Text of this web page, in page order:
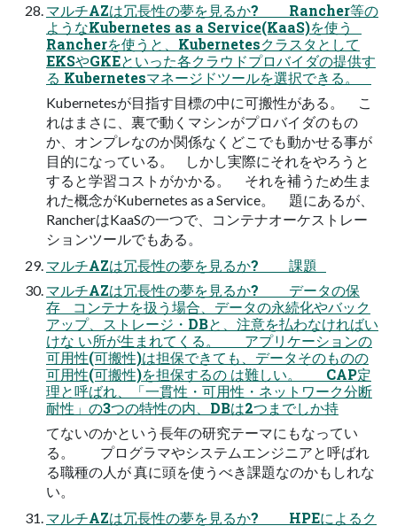
マルチAZは冗長性の夢を見るか? Rancher等の
ようなKubernetes as a Service(KaaS)を使う
Rancherを使うと、Kubernetesクラスタとして
EKSやGKEといった各クラウドプロバイダの提供す
る Kubernetesマネージドツールを選択できる。
Kubernetesが目指す目標の中に可搬性がある。 こ
れはまさに、裏で動くマシンがプロバイダのもの
か、オンプレなのか関係なくどこでも動かせる事が
目的になっている。 しかし実際にそれをやろうと
すると学習コストがかかる。 それを補うため生ま
れた概念がKubernetes as a Service。 題にあるが、
RancherはKaaSの一つで、コンテナオーケストレー
ションツールでもある。
マルチAZは冗長性の夢を見るか? 課題
マルチAZは冗長性の夢を見るか? データの保
存 コンテナを扱う場合、データの永続化やバック
アップ、ストレージ・DBと、注意を払わなければい
けな い所が生まれてくる。 アプリケーションの
可用性(可搬性)は担保できても、データそのものの
可用性(可搬性)を担保するの は難しい。 CAP定
理と呼ばれ、「一貫性・可用性・ネットワーク分断
耐性」の3つの特性の内、DBは2つまでしか持
てないのかという長年の研究テーマにもなってい
る。 プログラマやシステムエンジニアと呼ばれ
る職種の人が 真に頭を使うべき課題なのかもしれな
い。
マルチAZは冗長性の夢を見るか? HPEによるク